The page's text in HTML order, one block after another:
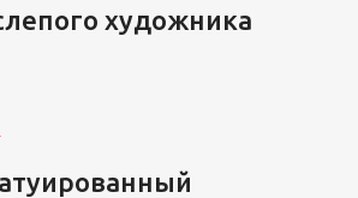
художника